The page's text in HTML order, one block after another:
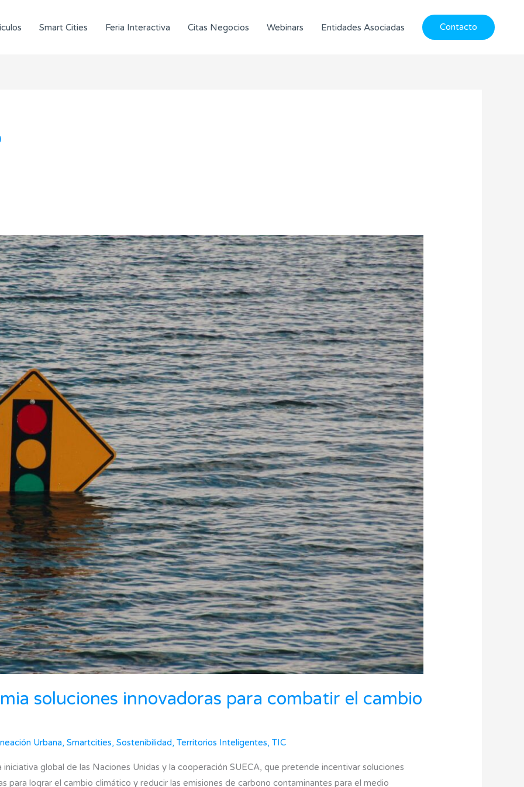
Smart Cities Feria Interactiva Citas Negocios Webinars Entidades Asociadas Contacto
soluciones innovadoras para combatir el cambio
Urbana,Smartcities,Sostenibilidad,Territorios Inteligentes,TIC
iniciativa global de las Naciones Unidas y la cooperación SUECA, que pretende incentivar soluciones
para lograr el cambio climático y reducir las emisiones de carbono contaminantes para el medio